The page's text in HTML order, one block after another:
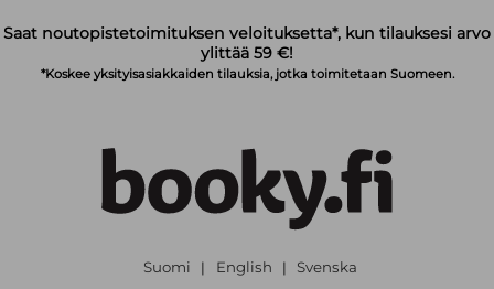
Saat noutopistetoimituksen veloituksetta*, kun tilauksesi arvo
ylittää 59 €!
*Koskee yksityisasiakkaiden tilauksia, jotka toimitetaan Suomeen.
Suomi | English | Svenska